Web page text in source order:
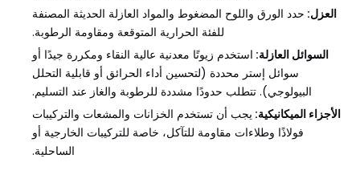
العزل: حدد الورق واللوح المضغوط والمواد العازلة الحديثة المصنفة
للفئة الحرارية المتوقعة ومقاومة الرطوبة.
السوائل العازلة: استخدم زيوتًا معدنية عالية النقاء ومكررة جيدًا أو
سوائل إستر محددة (لتحسين أداء الحرائق أو قابلية التحلل
البيولوجي). تتطلب حدودًا مشددة للرطوبة والغاز عند التسليم.
الأجزاء الميكانيكية: يجب أن تستخدم الخزانات والمشعات والتركيبات
فولاذًا وطلاءات مقاومة للتآكل، خاصة للتركيبات الخارجية أو
الساحلية.